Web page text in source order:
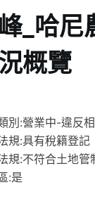
_哈尼
概覽
別:營業中-違反
規:具有稅籍登記
規:不符合土地管
:是